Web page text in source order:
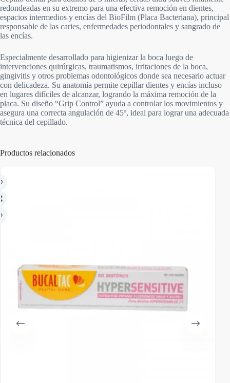
redondeadas en su extremo para una efectiva remoción en dientes,
espacios intermedios y encías del BioFilm (Placa Bacteriana), principal
responsable de las caries, enfermedades periodontales y sangrado de
las encías.
Especialmente desarrollado para higienizar la boca luego de
intervenciones quirúrgicas, traumatismos, irritaciones de la boca,
gingivitis y otros problemas odontológicos donde sea necesario actuar
con delicadeza. Su anatomía permite cepillar dientes y encías incluso
en lugares difíciles de alcanzar, logrando la máxima remoción de la
placa. Su diseño “Grip Control” ayuda a controlar los movimientos y
asegura una correcta angulación de 45º, ideal para lograr una adecuada
técnica del cepillado.
Productos relacionados